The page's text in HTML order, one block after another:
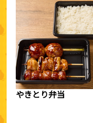
やきとり弁当